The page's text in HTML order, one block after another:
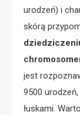
urodzeń) i
skórą
jest
9500
łuskami.